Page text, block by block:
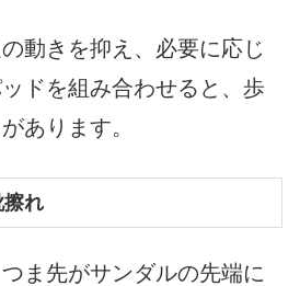
動きを抑え、必要に応じ
ドを組み合わせると、歩
あります。
れ
ま先がサンダルの先端に